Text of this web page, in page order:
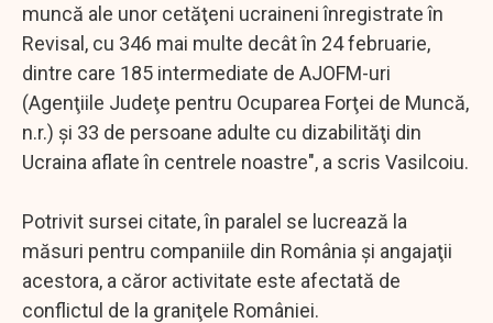
muncă ale unor cetăţeni ucraineni înregistrate în
Revisal, cu 346 mai multe decât în 24 februarie,
dintre care 185 intermediate de AJOFM-uri
(Agenţiile Judeţe pentru Ocuparea Forţei de Muncă,
n.r.) şi 33 de persoane adulte cu dizabilităţi din
Ucraina aflate în centrele noastre", a scris Vasilcoiu.
Potrivit sursei citate, în paralel se lucrează la
măsuri pentru companiile din România şi angajaţii
acestora, a căror activitate este afectată de
conflictul de la graniţele României.